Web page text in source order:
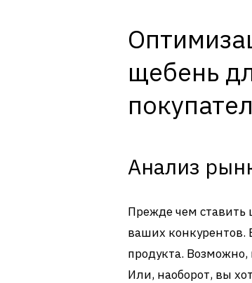
щебень
Анализ
Прежде чем ставить
ваших конкурентов.
продукта.
Или, наоборот, вы